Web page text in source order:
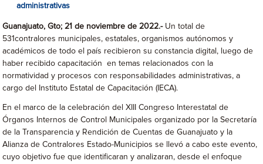
administrativas
Guanajuato, Gto; 21 de noviembre de 2022.- Un total de
531contralores municipales, estatales, organismos autónomos y
académicos de todo el país recibieron su constancia digital, luego de
haber recibido capacitación en temas relacionados con la
normatividad y procesos con responsabilidades administrativas, a
cargo del Instituto Estatal de Capacitación (IECA).
En el marco de la celebración del XIII Congreso Interestatal de
Órganos Internos de Control Municipales organizado por la Secretaría
de la Transparencia y Rendición de Cuentas de Guanajuato y la
Alianza de Contralores Estado-Municipios se llevó a cabo este evento,
cuyo objetivo fue que identificaran y analizaran, desde el enfoque